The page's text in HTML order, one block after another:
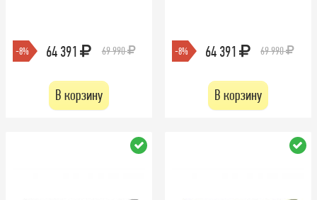
-8% 64 391 69 990
В корзину
-8% 64 391 69 990
В корзину